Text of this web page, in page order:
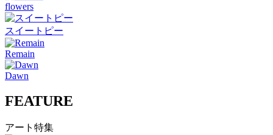
flowers
スイートピー
Remain
Dawn
FEATURE
アート特集